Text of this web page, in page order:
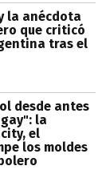
la anécdota
que criticó
tras el
desde antes
la
el
los moldes